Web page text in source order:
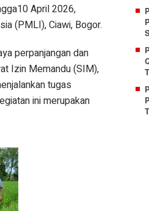
April 2026,
(PMLI), Ciawi, Bogor.
perpanjangan dan
Izin Memandu (SIM),
tugas
ini merupakan